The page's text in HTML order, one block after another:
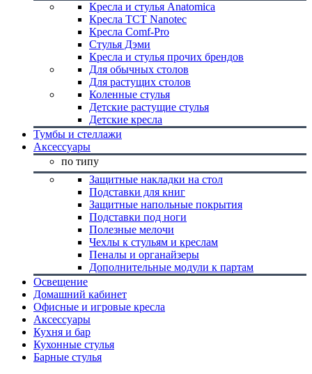
Кресла и стулья Anatomica
Кресла TCT Nanotec
Кресла Comf-Pro
Стулья Дэми
Кресла и стулья прочих брендов
Для обычных столов
Для растущих столов
Коленные стулья
Детские растущие стулья
Детские кресла
Тумбы и стеллажи
Аксессуары
по типу
Защитные накладки на стол
Подставки для книг
Защитные напольные покрытия
Подставки под ноги
Полезные мелочи
Чехлы к стульям и креслам
Пеналы и органайзеры
Дополнительные модули к партам
Освещение
Домашний кабинет
Офисные и игровые кресла
Аксессуары
Кухня и бар
Кухонные стулья
Барные стулья